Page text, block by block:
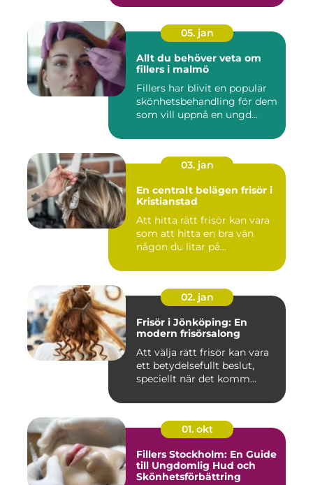
05. jan
Allt du behöver veta om
fillers i malmö
Fillers har blivit en populär
skönhetsbehandling för dem
som vill uppnå en ungd...
03. jan
En centralt belägen frisör i
Kristianstad
Att hitta rätt frisör kan vara
som att hitta en bra vän
någon du litar på...
02. jan
Frisör i Jönköping: En
modern frisörsalong
Att välja rätt frisör kan vara
ett betydelsefullt beslut,
speciellt när det komm...
01. okt
Fillers Stockholm: En Guide
till Ungdomlig Hud och
Skönhetsförbättring